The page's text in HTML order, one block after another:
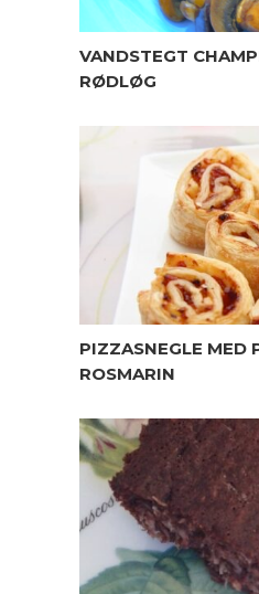
VANDSTEGT
RØDLØG
PIZZASNEGLE MED
ROSMARIN